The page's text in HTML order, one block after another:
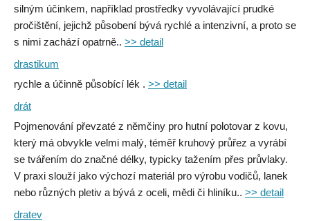
silným účinkem, například prostředky vyvolávající prudké
pročištění, jejichž působení bývá rychlé a intenzivní, a proto se
s nimi zachází opatrně.. >> detail
drastikum
rychle a účinně působící lék . >> detail
drát
Pojmenování převzaté z němčiny pro hutní polotovar z kovu,
který má obvykle velmi malý, téměř kruhový průřez a vyrábí
se tvářením do značné délky, typicky tažením přes průvlaky.
V praxi slouží jako výchozí materiál pro výrobu vodičů, lanek
nebo různých pletiv a bývá z oceli, mědi či hliníku.. >> detail
dratev